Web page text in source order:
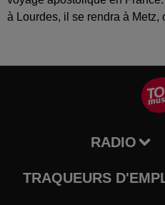
à Lourdes, il se rendra à Metz,
RADIO
TRAQUEURS